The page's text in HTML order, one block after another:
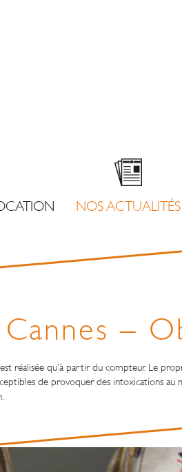
NOS ACTUALITÉS
–
réalisée qu’à partir du compteur. Le
de provoquer des intoxications